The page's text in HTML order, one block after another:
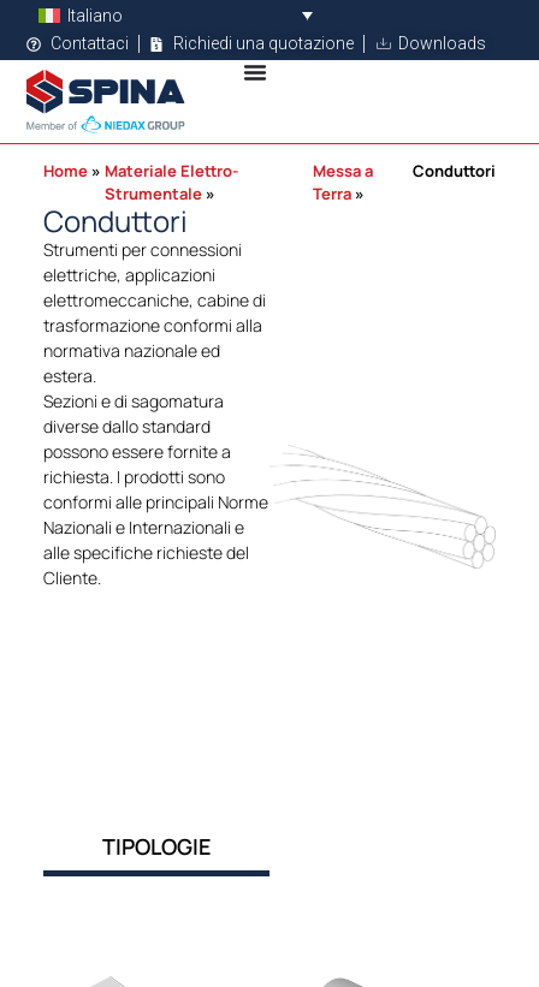
Italiano
Contattaci
Richiedi una quotazione Downloads
Home
Materiale Elettro-
Strumentale
Messa a
Terra
Conduttori
Conduttori
Strumenti per connessioni
elettriche, applicazioni
elettromeccaniche, cabine di
trasformazione conformi alla
normativa nazionale ed
estera.
Sezioni e di sagomatura
diverse dallo standard
possono essere fornite a
richiesta. I prodotti sono
conformi alle principali Norme
Nazionali e Internazionali e
alle specifiche richieste del
Cliente.
TIPOLOGIE